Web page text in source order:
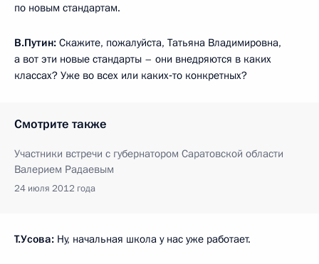
по новым стандартам.
В.Путин: Скажите, пожалуйста, Татьяна Владимировна,
а вот эти новые стандарты – они внедряются в каких
классах? Уже во всех или каких‑то конкретных?
Смотрите также
Участники встречи с губернатором Саратовской области
Валерием Радаевым
24 июля 2012 года
Т.Усова: Ну, начальная школа у нас уже работает.